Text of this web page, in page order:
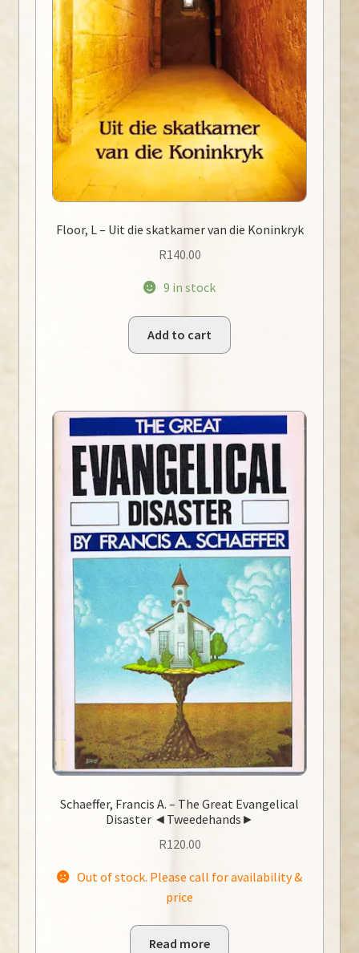
Floor, L – Uit die skatkamer van die Koninkryk
R140.00
9 in stock
Add to cart
Schaeffer, Francis A. – The Great Evangelical
Disaster ◄Tweedehands►
R120.00
Out of stock. Please call for availability &
price
Read more